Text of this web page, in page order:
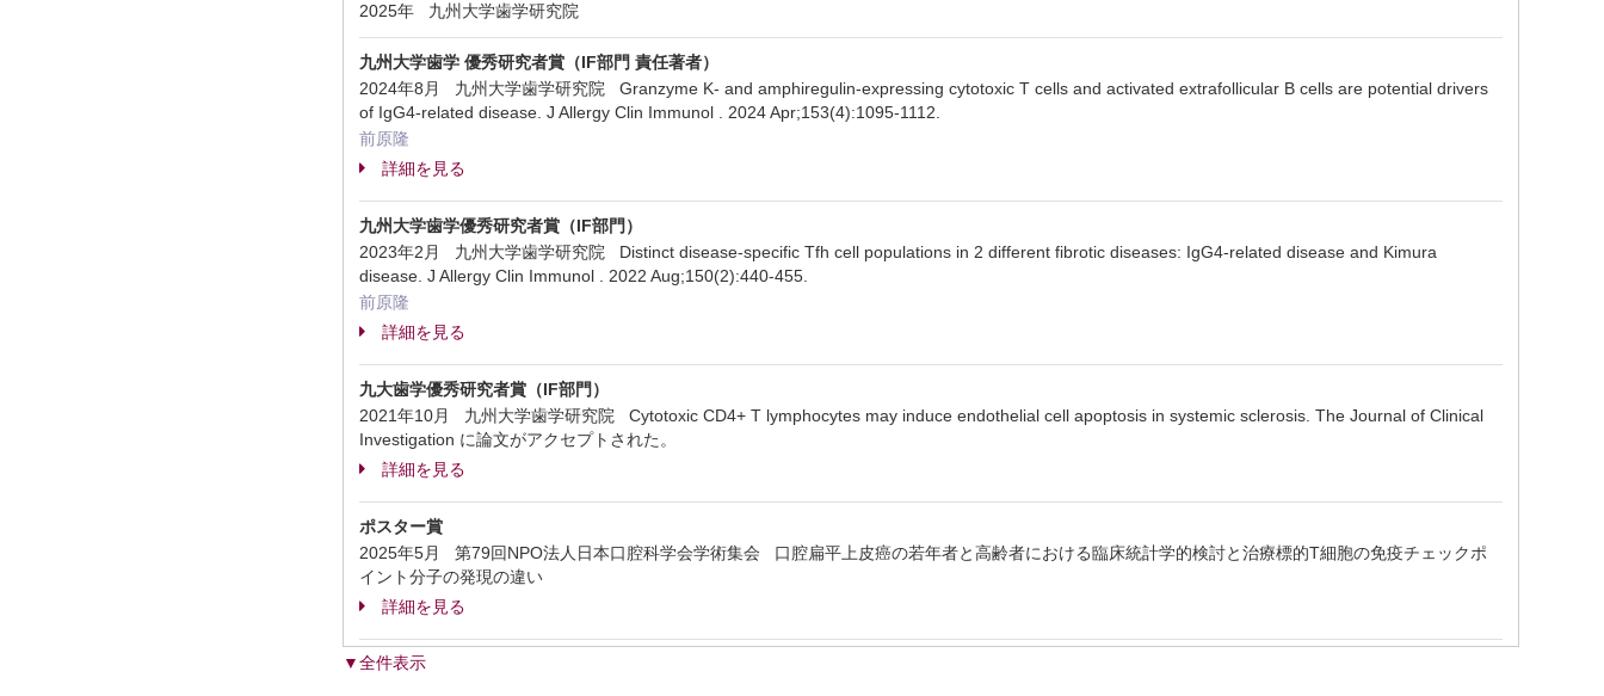
2025年 九州大学歯学研究院
九州大学歯学 優秀研究者賞（IF部門 責任著者）
2024年8月 九州大学歯学研究院 Granzyme K- and amphiregulin-expressing cytotoxic T cells and activated extrafollicular B cells are potential drivers
of IgG4-related disease. J Allergy Clin Immunol . 2024 Apr;153(4):1095-1112.
前原隆
詳細を見る
九州大学歯学優秀研究者賞（IF部門）
2023年2月 九州大学歯学研究院 Distinct disease-specific Tfh cell populations in 2 different fibrotic diseases: IgG4-related disease and Kimura
disease. J Allergy Clin Immunol . 2022 Aug;150(2):440-455.
前原隆
詳細を見る
九大歯学優秀研究者賞（IF部門）
2021年10月 九州大学歯学研究院 Cytotoxic CD4+ T lymphocytes may induce endothelial cell apoptosis in systemic sclerosis. The Journal of Clinical
Investigation に論文がアクセプトされた。
詳細を見る
ポスター賞
2025年5月 第79回NPO法人日本口腔科学会学術集会 口腔扁平上皮癌の若年者と高齢者における臨床統計学的検討と治療標的T細胞の免疫チェックポ
イント分子の発現の違い
詳細を見る
▼全件表示